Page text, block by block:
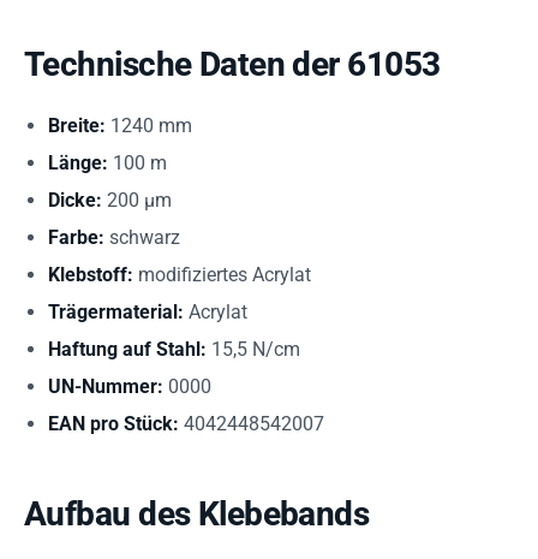
Technische Daten der 61053
Breite: 1240 mm
Länge: 100 m
Dicke: 200 µm
Farbe: schwarz
Klebstoff: modifiziertes Acrylat
Trägermaterial: Acrylat
Haftung auf Stahl: 15,5 N/cm
UN-Nummer: 0000
EAN pro Stück: 4042448542007
Aufbau des Klebebands